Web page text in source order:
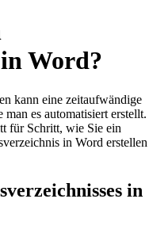
Word?
kann eine zeitaufwändige
es automatisiert erstellt.
für Schritt, wie Sie ein
in Word erstellen
in